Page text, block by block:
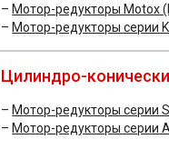
Мотор-редукторы Motox
Мотор-редукторы серии
Цилиндро-
Мотор-редукторы серии
Мотор-редукторы серии